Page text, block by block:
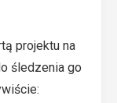
projektu na
śledzenia go